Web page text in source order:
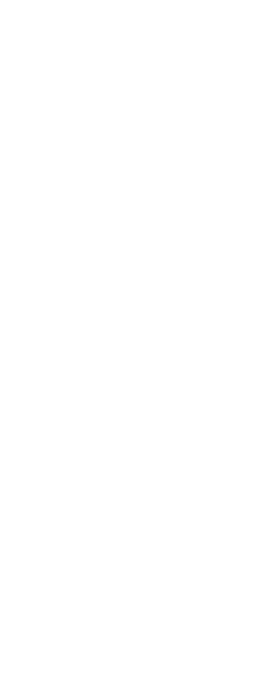
Ihnen gemeldet.
den Wegfall der Voraussetzungen für die
Hauptvordruck und Anlage
nicht zu, weil in diesen Fällen
erfüllen, müssen Sie eine
Sie benötigen für die Beantragung
“
zwei Wochen dauern kann.
auf der Anlage Kind